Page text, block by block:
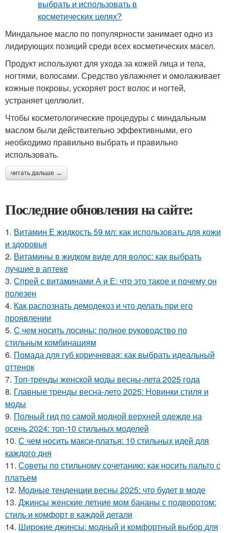
Миндальное масло по популярности занимает одно из
лидирующих позиций среди всех косметических масел.
Продукт используют для ухода за кожей лица и тела,
ногтями, волосами. Средство увлажняет и омолаживает
кожные покровы, ускоряет рост волос и ногтей,
устраняет целлюлит.
Чтобы косметологические процедуры с миндальным
маслом были действительно эффективными, его
необходимо правильно выбрать и правильно
использовать.
читать дальше →
Последние обновления на сайте:
1. Витамин Е жидкость 59 мл: как использовать для кожи
и здоровья
2. Витамины в жидком виде для волос: как выбрать
лучшие в аптеке
3. Спрей с витаминами А и Е: что это такое и почему он
полезен
4. Как распознать демодекоз и что делать при его
проявлении
5. С чем носить лосины: полное руководство по
стильным комбинациям
6. Помада для губ коричневая: как выбрать идеальный
оттенок
7. Топ-тренды женской моды весны-лета 2025 года
8. Главные тренды весна-лето 2025: Новинки стиля и
моды
9. Полный гид по самой модной верхней одежде на
осень 2024: топ-10 стильных моделей
10. С чем носить макси-платья: 10 стильных идей для
каждого дня
11. Советы по стильному сочетанию: как носить пальто с
платьем
12. Модные тенденции весны 2025: что будет в моде
13. Джинсы женские летние мом бананы с подворотом:
стиль и комфорт в каждой детали
14. Широкие джинсы: модный и комфортный выбор для